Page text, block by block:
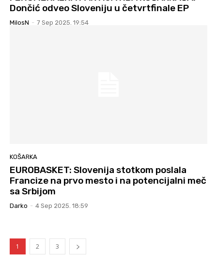
Dončić odveo Sloveniju u četvrtfinale EP
MilosN - 7 Sep 2025. 19:54
KOŠARKA
EUROBASKET: Slovenija stotkom poslala
Francize na prvo mesto i na potencijalni meč
sa Srbijom
Darko - 4 Sep 2025. 18:59
1 2 3